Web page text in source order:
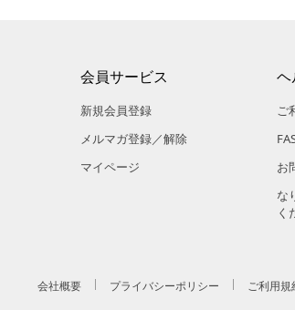
会員サービス
新規会員登録
メルマガ登録／解除
マイページ
ヘ
ご
お
な
く
会社概要 プライバシーポリシー ご利用規